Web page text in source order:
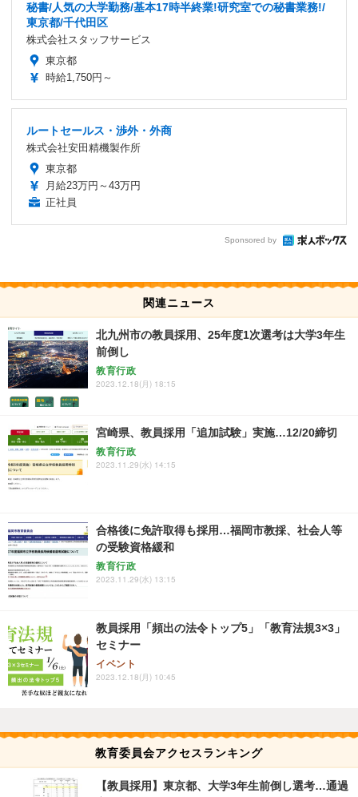
秘書/人気の大学勤務/基本17時半終業!研究室での秘書業務!/
東京都/千代田区
株式会社スタッフサービス
東京都
時給1,750円～
ルートセールス・渉外・外商
株式会社安田精機製作所
東京都
月給23万円～43万円
正社員
Sponsored by
関連ニュース
北九州市の教員採用、25年度1次選考は大学3年生
前倒し
教育行政
2023.12.18(月) 18:15
宮崎県、教員採用「追加試験」実施…12/20締切
教育行政
2023.11.29(水) 14:15
合格後に免許取得も採用…福岡市教採、社会人等
の受験資格緩和
教育行政
2023.11.29(水) 13:15
教員採用「頻出の法令トップ5」「教育法規3×3」
セミナー
イベント
2023.12.18(月) 10:45
教育委員会アクセスランキング
【教員採用】東京都、大学3年生前倒し選考…通過